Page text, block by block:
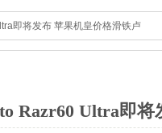
即将发布 苹果机皇价格滑铁卢
Razr60 Ultra即